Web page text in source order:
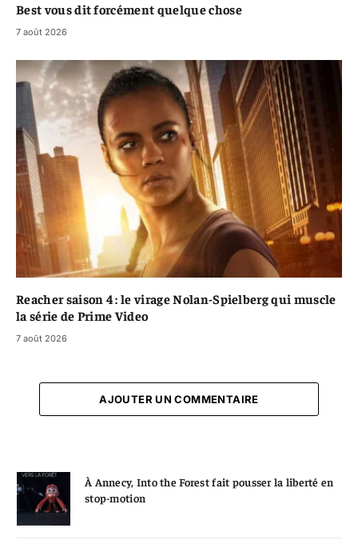
Best vous dit forcément quelque chose
7 août 2026
Reacher saison 4 : le virage Nolan-Spielberg qui muscle
la série de Prime Video
7 août 2026
AJOUTER UN COMMENTAIRE
À Annecy, Into the Forest fait pousser la liberté en
stop-motion